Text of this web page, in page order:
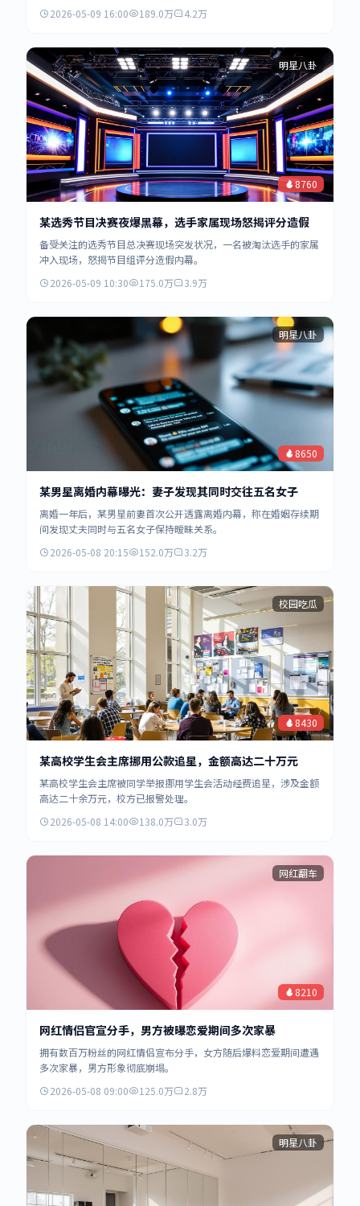
2026-05-09 16:00 189.0万 4.2万
明星八卦
8760
某选秀节目决赛夜爆黑幕，选手家属现场怒揭评分造假
备受关注的选秀节目总决赛现场突发状况，一名被淘汰选手的家属
冲入现场，怒揭节目组评分造假内幕。
2026-05-09 10:30
175.0万 3.9万
明星八卦
8650
某男星离婚内幕曝光：妻子发现其同时交往五名女子
离婚一年后，某男星前妻首次公开透露离婚内幕，称在婚姻存续期
间发现丈夫同时与五名女子保持暧昧关系。
2026-05-08 20:15
152.0万 3.2万
校园吃瓜
8430
某高校学生会主席挪用公款追星，金额高达二十万元
某高校学生会主席被同学举报挪用学生会活动经费追星，涉及金额
高达二十余万元，校方已报警处理。
2026-05-08 14:00
138.0万 3.0万
网红翻车
8210
网红情侣官宣分手，男方被曝恋爱期间多次家暴
拥有数百万粉丝的网红情侣宣布分手，女方随后爆料恋爱期间遭遇
多次家暴，男方形象彻底崩塌。
2026-05-08 09:00
125.0万 2.8万
明星八卦